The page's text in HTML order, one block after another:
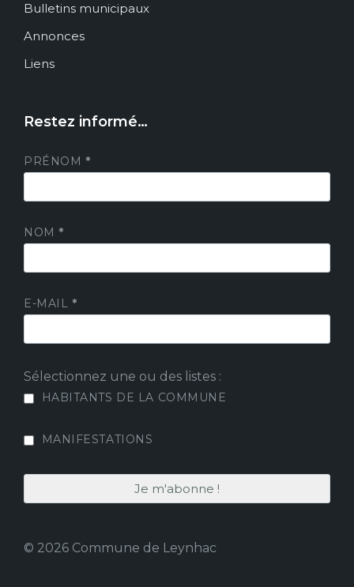
Bulletins municipaux
Annonces
Liens
Restez informé…
PRÉNOM *
NOM *
E-MAIL *
Sélectionnez une ou des listes :
HABITANTS DE LA COMMUNE
MANIFESTATIONS
© 2026 Commune de Leynhac